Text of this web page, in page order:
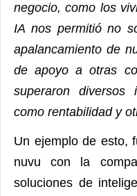
negocio, como los
IA nos permitió no
apalancamiento de
de apoyo a otras
superaron diversos
como rentabilidad y
Un ejemplo de esto,
nuvu con la
soluciones de